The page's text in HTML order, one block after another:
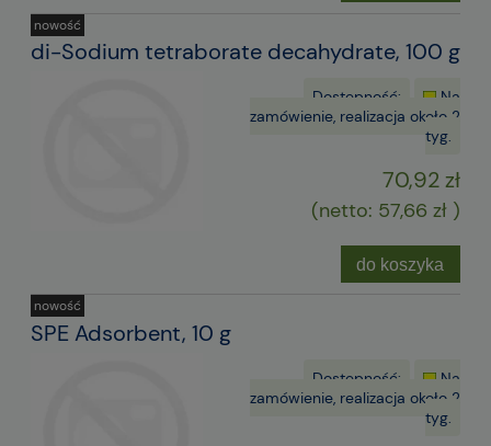
di-Sodium tetraborate decahydrate, 100 g
Dostępność:
Na
zamówienie, realizacja około 2
tyg.
70,92 zł
(netto: 57,66 zł )
do koszyka
nowość
SPE Adsorbent, 10 g
Dostępność:
Na
zamówienie, realizacja około 2
tyg.
nowość